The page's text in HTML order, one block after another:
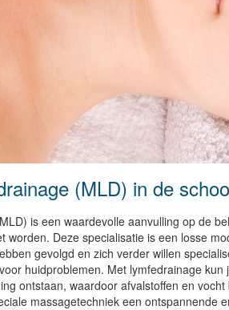
(MLD) in de
is een waardevolle aanvulling op de
worden. Deze specialisatie is een losse
gevolgd en zich verder willen
huidproblemen. Met lymfedrainage
ontstaan, waardoor afvalstoffen en
massagetechniek een ontspannende